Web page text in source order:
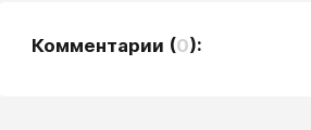
Комментарии (0):